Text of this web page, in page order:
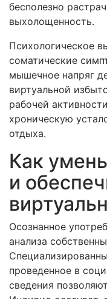
бесполезно
выхолощенность.
Психологическое
соматические
мышечное напряг
виртуальной
рабочей
хроническую
отдыха.
Как
и
Осознанное
анализа
проведенное в
сведения